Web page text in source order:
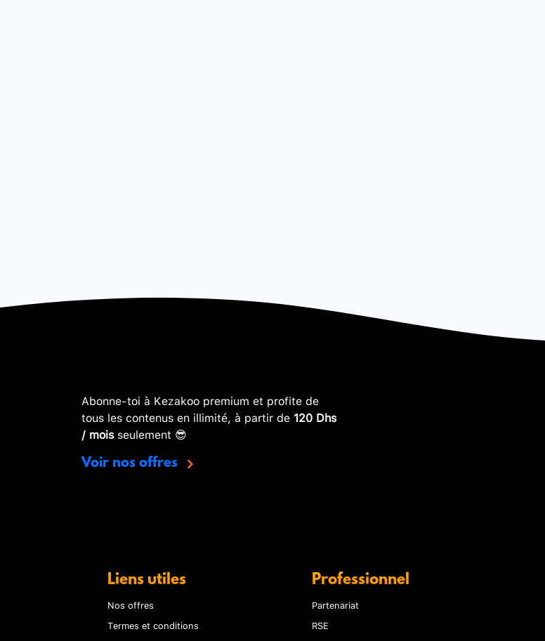
Abonne-toi à Kezakoo premium et profite de
tous les contenus en illimité, à partir de 120 Dhs
/ moisseulement 😎
Voir nos offres
Liens utiles
Nos offres
Termes et conditions
Professionnel
Partenariat
RSE